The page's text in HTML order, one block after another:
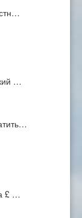
…
£ …